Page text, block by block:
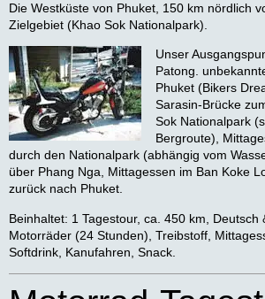
Die Westküste von Phuket, 150 km nördlich
Zielgebiet (Khao Sok Nationalpark).
Unser
Patong.
Phuket (Bikers
Sarasin-Brücke
Sok Nationalpark
Bergroute),
durch den Nationalpark (abhängig vom
über Phang Nga, Mittagessen im Ban Koke
zurück nach Phuket.
Beinhaltet: 1 Tagestour, ca. 450 km, Deutsch
Motorräder (24 Stunden), Treibstoff,
Softdrink, Kanufahren, Snack.